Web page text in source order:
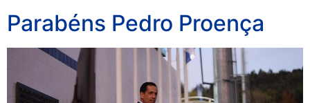
Parabéns Pedro Proença